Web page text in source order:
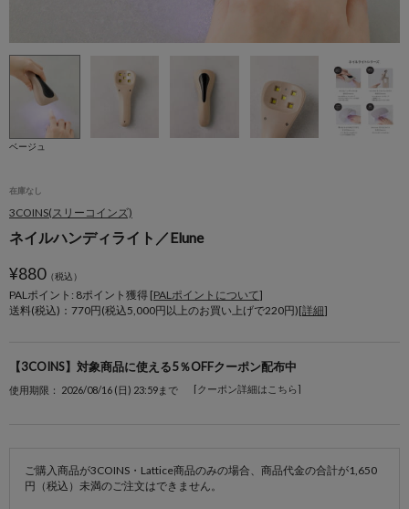
ベージュ
在庫なし
3COINS(スリーコインズ)
ネイルハンディライト／Elune
¥880（税込）
PALポイント: 8ポイント獲得 [PALポイントについて]
送料(税込)：770円(税込5,000円以上のお買い上げで220円)[詳細]
【3COINS】対象商品に使える5％OFFクーポン配布中
使用期限： 2026/08/16 (日) 23:59まで [クーポン詳細はこちら]
ご購入商品が3COINS・Lattice商品のみの場合、商品代金の合計が1,650
円（税込）未満のご注文はできません。